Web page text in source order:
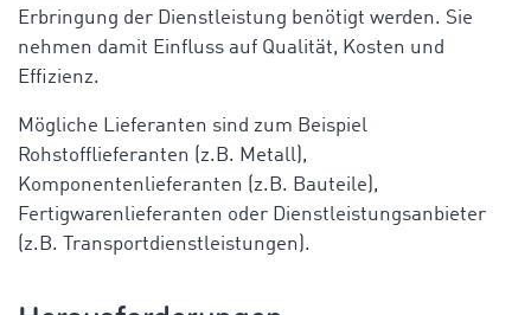
Erbringung der Dienstleistung benötigt werden. Sie
nehmen damit Einfluss auf Qualität, Kosten und
Effizienz.
Mögliche Lieferanten sind zum Beispiel
Rohstofflieferanten (z.B. Metall),
Komponentenlieferanten (z.B. Bauteile),
Fertigwarenlieferanten oder Dienstleistungsanbieter
(z.B. Transportdienstleistungen).